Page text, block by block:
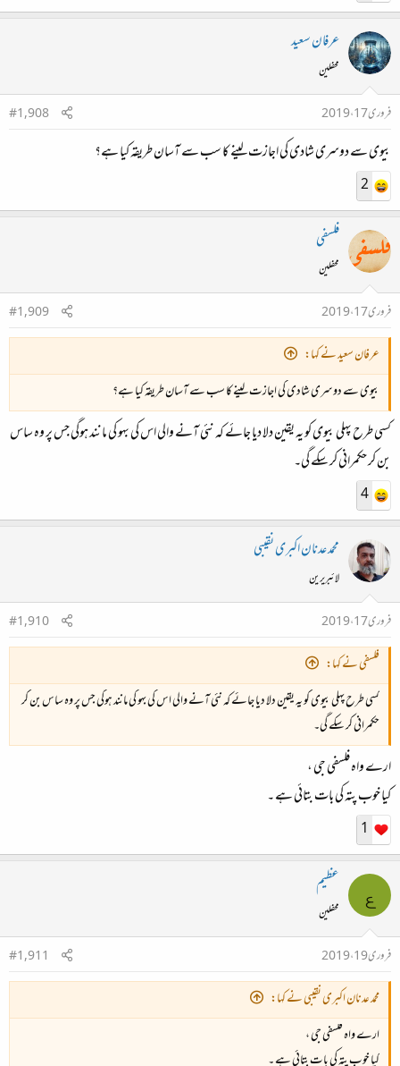
عرفان سعید
محفلین
فروری 17، 2019
#1,908
بیوی سے دوسری شادی کی اجازت لینے کا سب سے آسان طریقہ کیا ہے؟
2
فلسفی
محفلین
فروری 17، 2019
#1,909
عرفان سعید نے کہا:
بیوی سے دوسری شادی کی اجازت لینے کا سب سے آسان طریقہ کیا ہے؟
کسی طرح پہلی بیوی کو یہ یقین دلا دیا جائے کہ نئی آنے والی اس کی بہو کی مانند ہوگی جس پر وہ ساس
بن کر حکمرانی کر سکے گی۔
4
محمد عدنان اکبری نقیبی
لائبریرین
فروری 17، 2019
#1,910
فلسفی نے کہا:
کسی طرح پہلی بیوی کو یہ یقین دلا دیا جائے کہ نئی آنے والی اس کی بہو کی مانند ہوگی جس پر وہ ساس بن کر
حکمرانی کر سکے گی۔
ارے واہ فلسفی جی ،
کیا خوب پتہ کی بات بتائی ہے ۔
1
ع عظیم
محفلین
فروری 19، 2019
#1,911
محمد عدنان اکبری نقیبی نے کہا:
ارے واہ فلسفی جی ،
کیا خوب پتہ کی بات بتائی ہے ۔